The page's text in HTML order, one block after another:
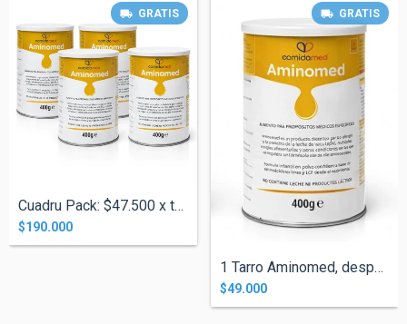
GRATIS
Cuadru Pack: $47.500 x tarro, despacho i...
$190.000
GRATIS
1 Tarro Aminomed, despacho incluido
$49.000